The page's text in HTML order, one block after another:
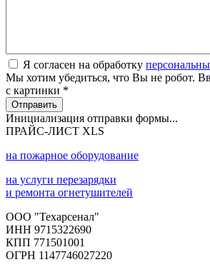
Я согласен на обработку
Мы хотим убедиться, что Вы не робот.
с картинки *
Отправить
Инициализация отправки формы...
ПРАЙС-ЛИСТ XLS
на пожарное оборудование
на услуги перезарядки
и ремонта огнетушителей
ООО "Техарсенал"
ИНН 9715322690
КПП 771501001
ОГРН 1147746027220